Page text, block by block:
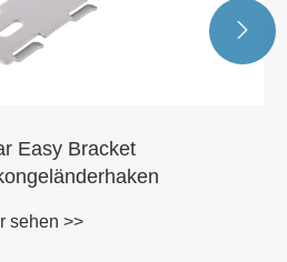
Easy Bracket
sehen >>
